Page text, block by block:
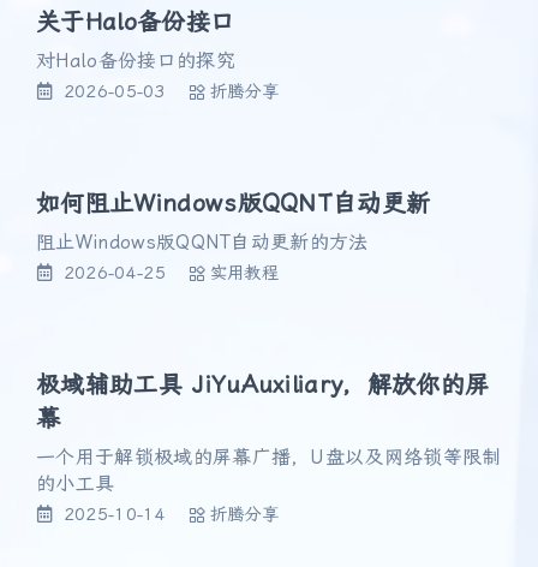
关于Halo备份接口
对Halo备份接口的探究
2026-05-03 折腾分享
如何阻止Windows版QQNT自动更新
阻止Windows版QQNT自动更新的方法
2026-04-25 实用教程
极域辅助工具 JiYuAuxiliary，解放你的屏
幕
一个用于解锁极域的屏幕广播，U盘以及网络锁等限制
的小工具
2025-10-14 折腾分享